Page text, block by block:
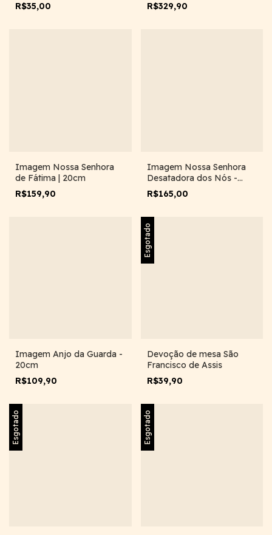
R$35,00
R$329,90
Imagem Nossa Senhora
de Fátima | 20cm
R$159,90
Imagem Nossa Senhora
Desatadora dos Nós -
20cm
R$165,00
Imagem Anjo da Guarda -
20cm
R$109,90
Esgotado
Devoção de mesa São
Francisco de Assis
R$39,90
Esgotado Esgotado